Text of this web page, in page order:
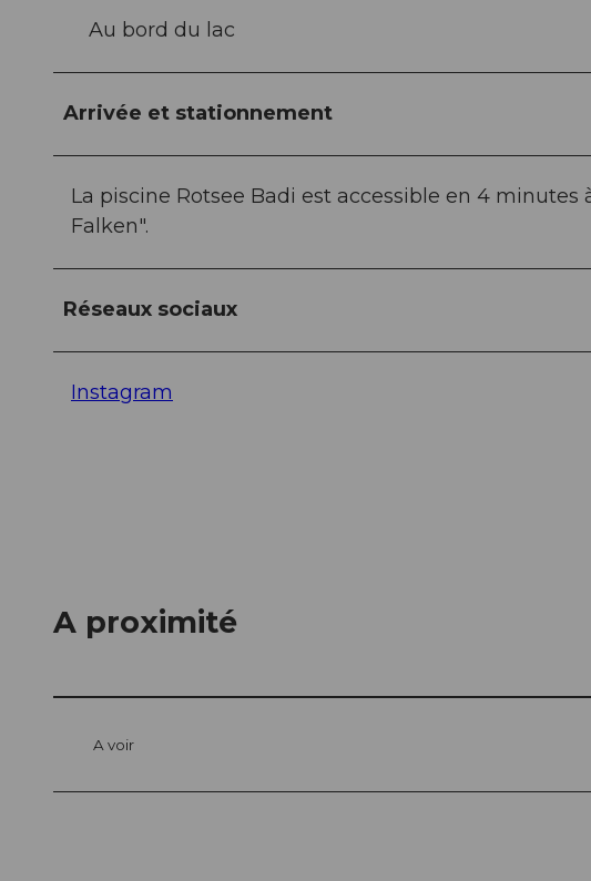
Au bord du lac
Arrivée et stationnement
La piscine Rotsee Badi est accessible en 4
Falken".
Réseaux sociaux
Instagram
A proximité
A voir